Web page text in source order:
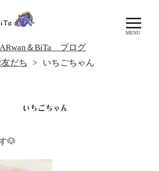
MENU
＆BiTa ブログ
だち
いちごちゃん
いちごちゃん
🐶